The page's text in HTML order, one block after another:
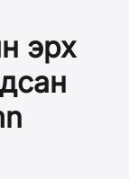
эрх